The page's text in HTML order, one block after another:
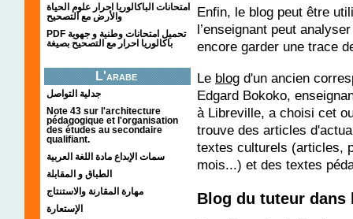
امتحانات الباكالوريا احرار علوم الحياة
والأرض مع التصحيح
PDF تحميل امتحانات وطنية و جهوية
باكالوريا احرار مع التصحيح بصيغة
L'arabe
جدلية التواصل
Note 43 sur l'architecture
pédagogique et l'organisation
des études au secondaire
qualifiant.
سمات الإبداع مادة اللغة العربية
الطباق و المقابلة
مهارة المقارنة والاستنتاج
الإستعارة
Enfin, le blog peut être
l’enseignant peut
encore garder une trace
Le blog d'un ancien
Edgard Bokoko,
à Libreville, a choisi cet
trouve des articles
textes culturels (articles,
mois...) et des textes
Blog du tuteur dans